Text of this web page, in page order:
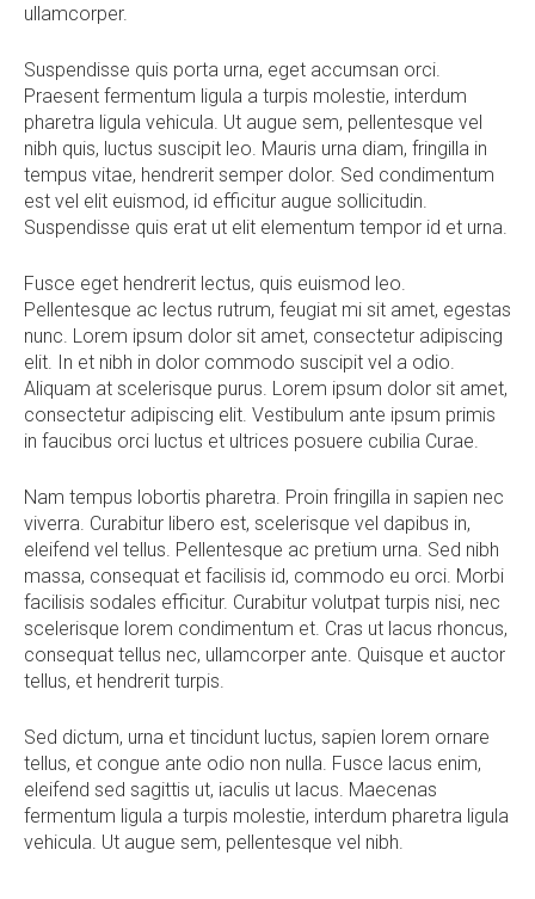
ullamcorper.
Suspendisse quis porta urna, eget accumsan orci.
Praesent fermentum ligula a turpis molestie, interdum
pharetra ligula vehicula. Ut augue sem, pellentesque vel
nibh quis, luctus suscipit leo. Mauris urna diam, fringilla in
tempus vitae, hendrerit semper dolor. Sed condimentum
est vel elit euismod, id efficitur augue sollicitudin.
Suspendisse quis erat ut elit elementum tempor id et urna.
Fusce eget hendrerit lectus, quis euismod leo.
Pellentesque ac lectus rutrum, feugiat mi sit amet, egestas
nunc. Lorem ipsum dolor sit amet, consectetur adipiscing
elit. In et nibh in dolor commodo suscipit vel a odio.
Aliquam at scelerisque purus. Lorem ipsum dolor sit amet,
consectetur adipiscing elit. Vestibulum ante ipsum primis
in faucibus orci luctus et ultrices posuere cubilia Curae.
Nam tempus lobortis pharetra. Proin fringilla in sapien nec
viverra. Curabitur libero est, scelerisque vel dapibus in,
eleifend vel tellus. Pellentesque ac pretium urna. Sed nibh
massa, consequat et facilisis id, commodo eu orci. Morbi
facilisis sodales efficitur. Curabitur volutpat turpis nisi, nec
scelerisque lorem condimentum et. Cras ut lacus rhoncus,
consequat tellus nec, ullamcorper ante. Quisque et auctor
tellus, et hendrerit turpis.
Sed dictum, urna et tincidunt luctus, sapien lorem ornare
tellus, et congue ante odio non nulla. Fusce lacus enim,
eleifend sed sagittis ut, iaculis ut lacus. Maecenas
fermentum ligula a turpis molestie, interdum pharetra ligula
vehicula. Ut augue sem, pellentesque vel nibh.